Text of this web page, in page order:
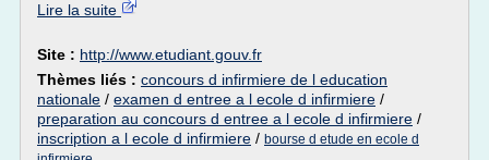
Lire la suite
Site : http://www.etudiant.gouv.fr
Thèmes liés : concours d infirmiere de l education
nationale / examen d entree a l ecole d infirmiere /
preparation au concours d entree a l ecole d infirmiere /
inscription a l ecole d infirmiere / bourse d etude en ecole d